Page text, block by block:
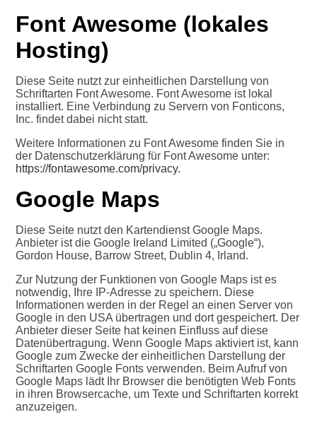
Font Awesome (lokales
Hosting)
Diese Seite nutzt zur einheitlichen Darstellung von
Schriftarten Font Awesome. Font Awesome ist lokal
installiert. Eine Verbindung zu Servern von Fonticons,
Inc. findet dabei nicht statt.
Weitere Informationen zu Font Awesome finden Sie in
der Datenschutzerklärung für Font Awesome unter:
https://fontawesome.com/privacy.
Google Maps
Diese Seite nutzt den Kartendienst Google Maps.
Anbieter ist die Google Ireland Limited („Google“),
Gordon House, Barrow Street, Dublin 4, Irland.
Zur Nutzung der Funktionen von Google Maps ist es
notwendig, Ihre IP-Adresse zu speichern. Diese
Informationen werden in der Regel an einen Server von
Google in den USA übertragen und dort gespeichert. Der
Anbieter dieser Seite hat keinen Einfluss auf diese
Datenübertragung. Wenn Google Maps aktiviert ist, kann
Google zum Zwecke der einheitlichen Darstellung der
Schriftarten Google Fonts verwenden. Beim Aufruf von
Google Maps lädt Ihr Browser die benötigten Web Fonts
in ihren Browsercache, um Texte und Schriftarten korrekt
anzuzeigen.